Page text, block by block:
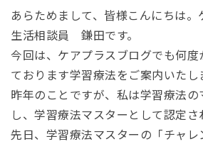
あらためまして、皆様こんにちは
生活相談員 鎌田です。
今回は、ケアプラスブログでも何
ております学習療法をご案内いたし
昨年のことですが、私は学習療法
し、学習療法マスターとして認定さ
先日、学習療法マスターの「チャレ